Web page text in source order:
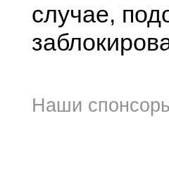
случае,
Наши